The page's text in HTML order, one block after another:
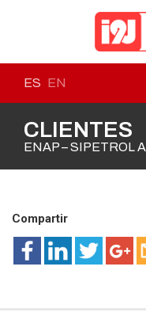
ES EN
CLIENTES
ENAP – SIPETROL
Compartir